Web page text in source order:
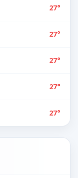
27°
27°
27°
27°
27°